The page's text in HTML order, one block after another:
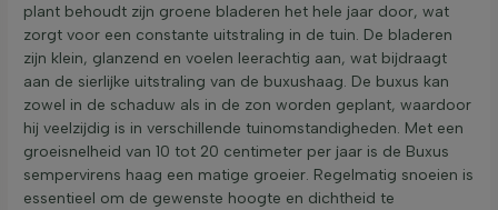
plant behoudt zijn groene bladeren het hele jaar door, wat
zorgt voor een constante uitstraling in de tuin. De bladeren
zijn klein, glanzend en voelen leerachtig aan, wat bijdraagt
aan de sierlijke uitstraling van de buxushaag. De buxus kan
zowel in de schaduw als in de zon worden geplant, waardoor
hij veelzijdig is in verschillende tuinomstandigheden. Met een
groeisnelheid van 10 tot 20 centimeter per jaar is de Buxus
sempervirens haag een matige groeier. Regelmatig snoeien is
essentieel om de gewenste hoogte en dichtheid te